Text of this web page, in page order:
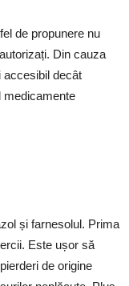
de propunere nu
Din cauza
accesibil decât
medicamente
și farnesolul. Prima
Este ușor să
de origine